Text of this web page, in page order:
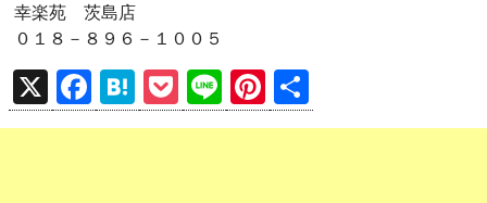
幸楽苑 茨島店
０１８－８９６－１００５
X
F
a
H
at
P
o
Li
n
Pi
nt 有